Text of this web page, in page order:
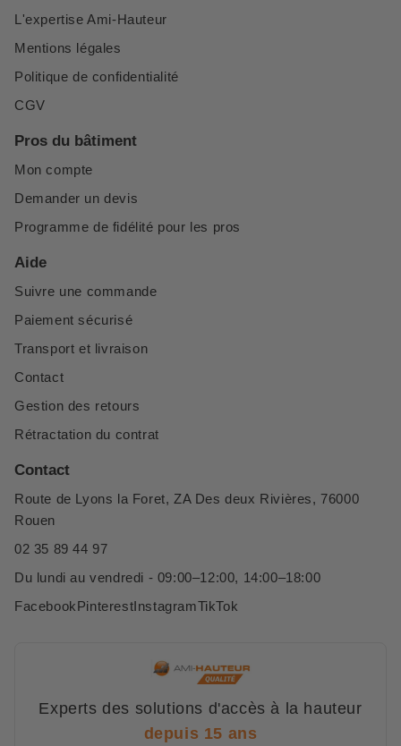
L'expertise Ami-Hauteur
Mentions légales
Politique de confidentialité
CGV
Pros du bâtiment
Mon compte
Demander un devis
Programme de fidélité pour les pros
Aide
Suivre une commande
Paiement sécurisé
Transport et livraison
Contact
Gestion des retours
Rétractation du contrat
Contact
Route de Lyons la Foret, ZA Des deux Rivières, 76000
Rouen
02 35 89 44 97
Du lundi au vendredi - 09:00–12:00, 14:00–18:00
FacebookPinterestInstagramTikTok
Experts des solutions d'accès à la hauteur
depuis 15 ans